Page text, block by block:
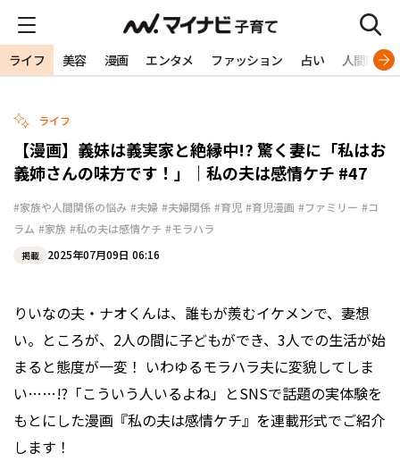
ライフ 美容 漫画 エンタメ ファッション 占い 人間関係
ライフ
【漫画】義妹は義実家と絶縁中!? 驚く妻に「私はお
義姉さんの味方です！」｜私の夫は感情ケチ #47
#家族や人間関係の悩み #夫婦 #夫婦関係 #育児 #育児漫画 #ファミリー #コ
ラム #家族 #私の夫は感情ケチ #モラハラ
掲載 2025年07月09日 06:16
りいなの夫・ナオくんは、誰もが羨むイケメンで、妻想
い。ところが、2人の間に子どもができ、3人での生活が始
まると態度が一変！ いわゆるモラハラ夫に変貌してしま
い……!?「こういう人いるよね」とSNSで話題の実体験を
もとにした漫画『私の夫は感情ケチ』を連載形式でご紹介
します！